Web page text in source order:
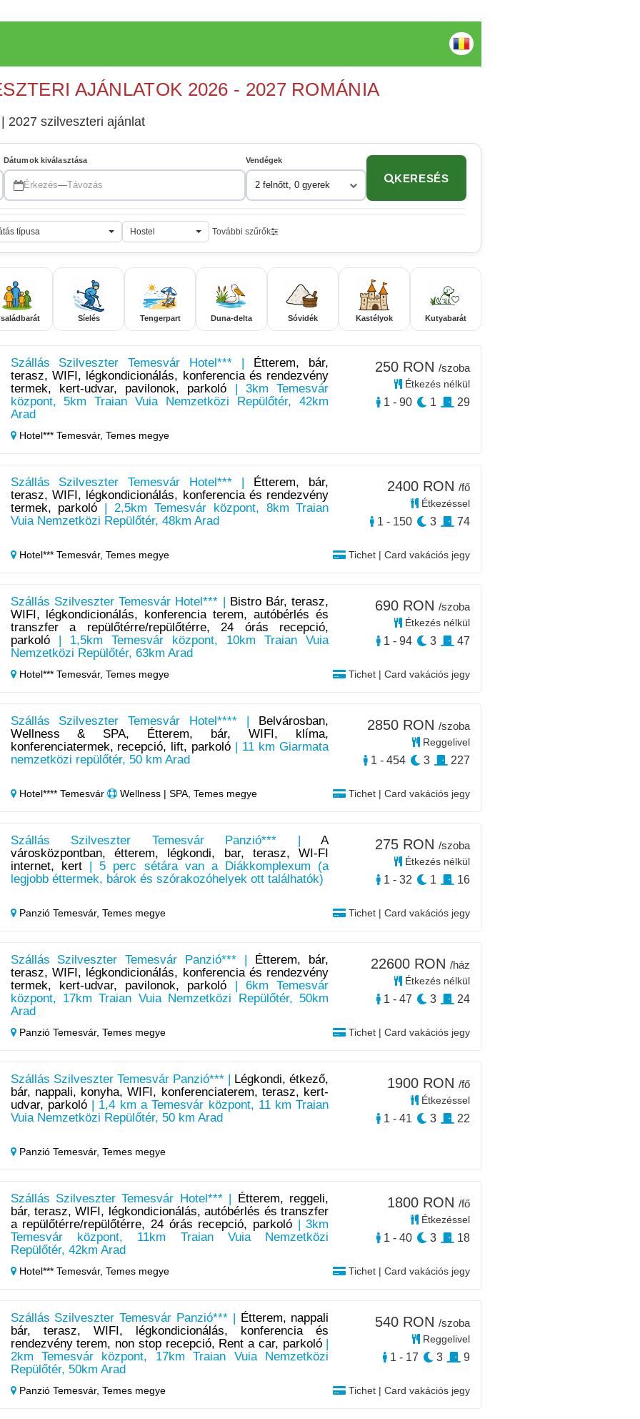
AJÁNLATOK 2026 - 2027 ROMÁNIA
2027 szilveszteri ajánlat
Dátumok kiválasztása
Érkezés—Távozás
Vendégek
2 felnőtt, 0 gyerek
KERESÉS
típusa Hostel További szűrők
Síelés Tengerpart Duna-delta Sóvidék Kastélyok Kutyabarát
Szállás Szilveszter Temesvár Hotel*** |
Étterem, bár,
terasz, WIFI, légkondicionálás, konferencia és rendezvény
termek, kert-udvar, pavilonok, parkoló | 3km Temesvár
központ, 5km Traian Vuia Nemzetközi Repülőtér, 42km
Arad
Hotel*** Temesvár, Temes megye
250 RON /szoba
Étkezés nélkül
1 - 90 1 29
Szállás Szilveszter Temesvár Hotel*** |
Étterem, bár,
terasz, WIFI, légkondicionálás, konferencia és rendezvény
termek, parkoló | 2,5km Temesvár központ, 8km Traian
Vuia Nemzetközi Repülőtér, 48km Arad
Hotel*** Temesvár, Temes megye Tichet | Card vakációs jegy
2400 RON /fő
Étkezéssel
1 - 150 3 74
Szállás Szilveszter Temesvár Hotel*** |
Bistro Bár, terasz,
WIFI, légkondicionálás, konferencia terem, autóbérlés és
transzfer a repülőtérre/repülőtérre, 24 órás recepció,
parkoló| 1,5km Temesvár központ, 10km Traian Vuia
Nemzetközi Repülőtér, 63km Arad
Hotel*** Temesvár, Temes megye Tichet | Card vakációs jegy
690 RON /szoba
Étkezés nélkül
1 - 94 3 47
Szállás Szilveszter Temesvár Hotel**** |
Belvárosban,
Wellness & SPA, Étterem, bár, WIFI, klíma,
konferenciatermek, recepció, lift, parkoló | 11 km Giarmata
nemzetközi repülőtér, 50 km Arad
Hotel**** Temesvár Wellness | SPA, Temes megye Tichet | Card vakációs jegy
2850 RON /szoba
Reggelivel
1 - 454 3 227
Szállás Szilveszter Temesvár Panzió*** |A
városközpontban, étterem, légkondi, bar, terasz, WI-FI
internet, kert| 5 perc sétára van a Diákkomplexum (a
legjobb éttermek, bárok és szórakozóhelyek ott találhatók)
Panzió Temesvár, Temes megye Tichet | Card vakációs jegy
275 RON /szoba
Étkezés nélkül
1 - 32 1 16
Szállás Szilveszter Temesvár Panzió*** |
Étterem, bár,
terasz, WIFI, légkondicionálás, konferencia és rendezvény
termek, kert-udvar, pavilonok, parkoló | 6km Temesvár
központ, 17km Traian Vuia Nemzetközi Repülőtér, 50km
Arad
Panzió Temesvár, Temes megye Tichet | Card vakációs jegy
22600 RON /ház
Étkezés nélkül
1 - 47 3 24
Szállás Szilveszter Temesvár Panzió*** |
Légkondi, étkező,
bár, nappali, konyha, WIFI, konferenciaterem, terasz, kert-
udvar, parkoló| 1,4 km a Temesvár központ, 11 km Traian
Vuia Nemzetközi Repülőtér, 50 km Arad
Panzió Temesvár, Temes megye
1900 RON /fő
Étkezéssel
1 - 41 3 22
Szállás Szilveszter Temesvár Hotel*** |
Étterem, reggeli,
bár, terasz, WIFI, légkondicionálás, autóbérlés és transzfer
a repülőtérre/repülőtérre, 24 órás recepció, parkoló | 3km
Temesvár központ, 11km Traian Vuia Nemzetközi
Repülőtér, 42km Arad
Hotel*** Temesvár, Temes megye Tichet | Card vakációs jegy
1800 RON /fő
Étkezéssel
1 - 40 3 18
Szállás Szilveszter Temesvár Panzió*** |
Étterem, nappali
bár, terasz, WIFI, légkondicionálás, konferencia és
rendezvény terem, non stop recepció, Rent a car, parkoló|
2km Temesvár központ, 17km Traian Vuia Nemzetközi
Repülőtér, 50km Arad
Panzió Temesvár, Temes megye Tichet | Card vakációs jegy
540 RON /szoba
Reggelivel
1 - 17 3 9